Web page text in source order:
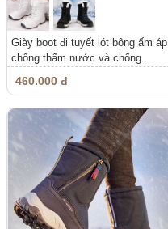
Giày boot đi tuyết lót bông ấm áp,
chống thấm nước và chống...
460.000 đ